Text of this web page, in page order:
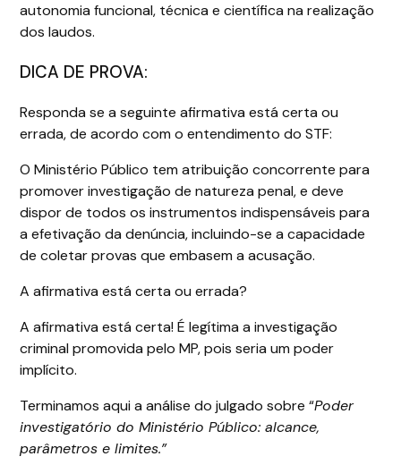
autonomia funcional, técnica e científica na realização
dos laudos.
DICA DE PROVA:
Responda se a seguinte afirmativa está certa ou
errada, de acordo com o entendimento do STF:
O Ministério Público tem atribuição concorrente para
promover investigação de natureza penal, e deve
dispor de todos os instrumentos indispensáveis para
a efetivação da denúncia, incluindo-se a capacidade
de coletar provas que embasem a acusação.
A afirmativa está certa ou errada?
A afirmativa está certa! É legítima a investigação
criminal promovida pelo MP, pois seria um poder
implícito.
Terminamos aqui a análise do julgado sobre “Poder
investigatório do Ministério Público: alcance,
parâmetros e limites.”